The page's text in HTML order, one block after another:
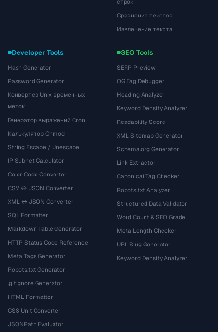
строк
Сравнение текстов
Извлечение текста
Developer Tools
Hash Generator
Password Generator
Конвертер Unix-временных
меток
Генератор выражений Cron
Калькулятор Chmod
String Escape / Unescape
IP Subnet Calculator
Color Code Converter
CSV ↔ JSON Converter
XML ↔ JSON Converter
SQL Formatter
Markdown Table Generator
HTTP Status Code Reference
Meta Tags Generator
Robots.txt Generator
.gitignore Generator
HTML Formatter
CSS Unit Converter
JSONPath Evaluator
SEO Tools
SERP Preview
OG Tag Debugger
Heading Analyzer
Keyword Density Analyzer
Readability Score
XML Sitemap Generator
Schema.org Generator
Link Extractor
Canonical Tag Checker
Robots.txt Analyzer
Structured Data Validator
Word Count & SEO Grade
Meta Length Checker
URL Slug Generator
Keyword Density Analyzer